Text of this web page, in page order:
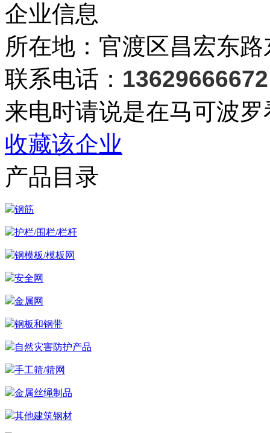
企业信息
所在地：官渡区昌宏东
联系电话： 13629666672
来电时请说是在马可波
收藏该企业
产品目录
钢筋
护栏/围栏/栏杆
钢模板/模板网
安全网
金属网
钢板和钢带
自然灾害防护产品
手工筛/筛网
金属丝绳制品
其他建筑钢材